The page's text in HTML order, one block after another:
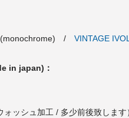
(monochrome) / VINTAGE
in japan)：
ォッシュ加工 / 多少前後致します